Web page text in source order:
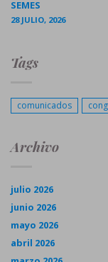
SEMES
28 JULIO, 2026
Tags
comunicados
Archivo
julio 2026
junio 2026
mayo 2026
abril 2026